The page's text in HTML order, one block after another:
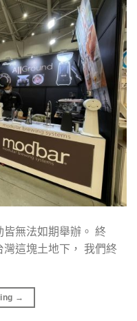
無法如期舉辦。 終
這塊土地下， 我們終
→